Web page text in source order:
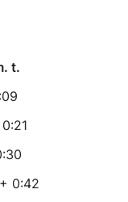
t.
0:42